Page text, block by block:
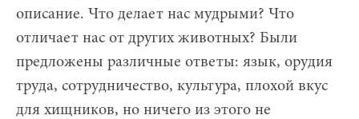
описание. Что делает нас мудрыми? Что
отличает нас от других животных? Были
предложены различные ответы: язык, орудия
труда, сотрудничество, культура, плохой вкус
для хищников, но ничего из этого не